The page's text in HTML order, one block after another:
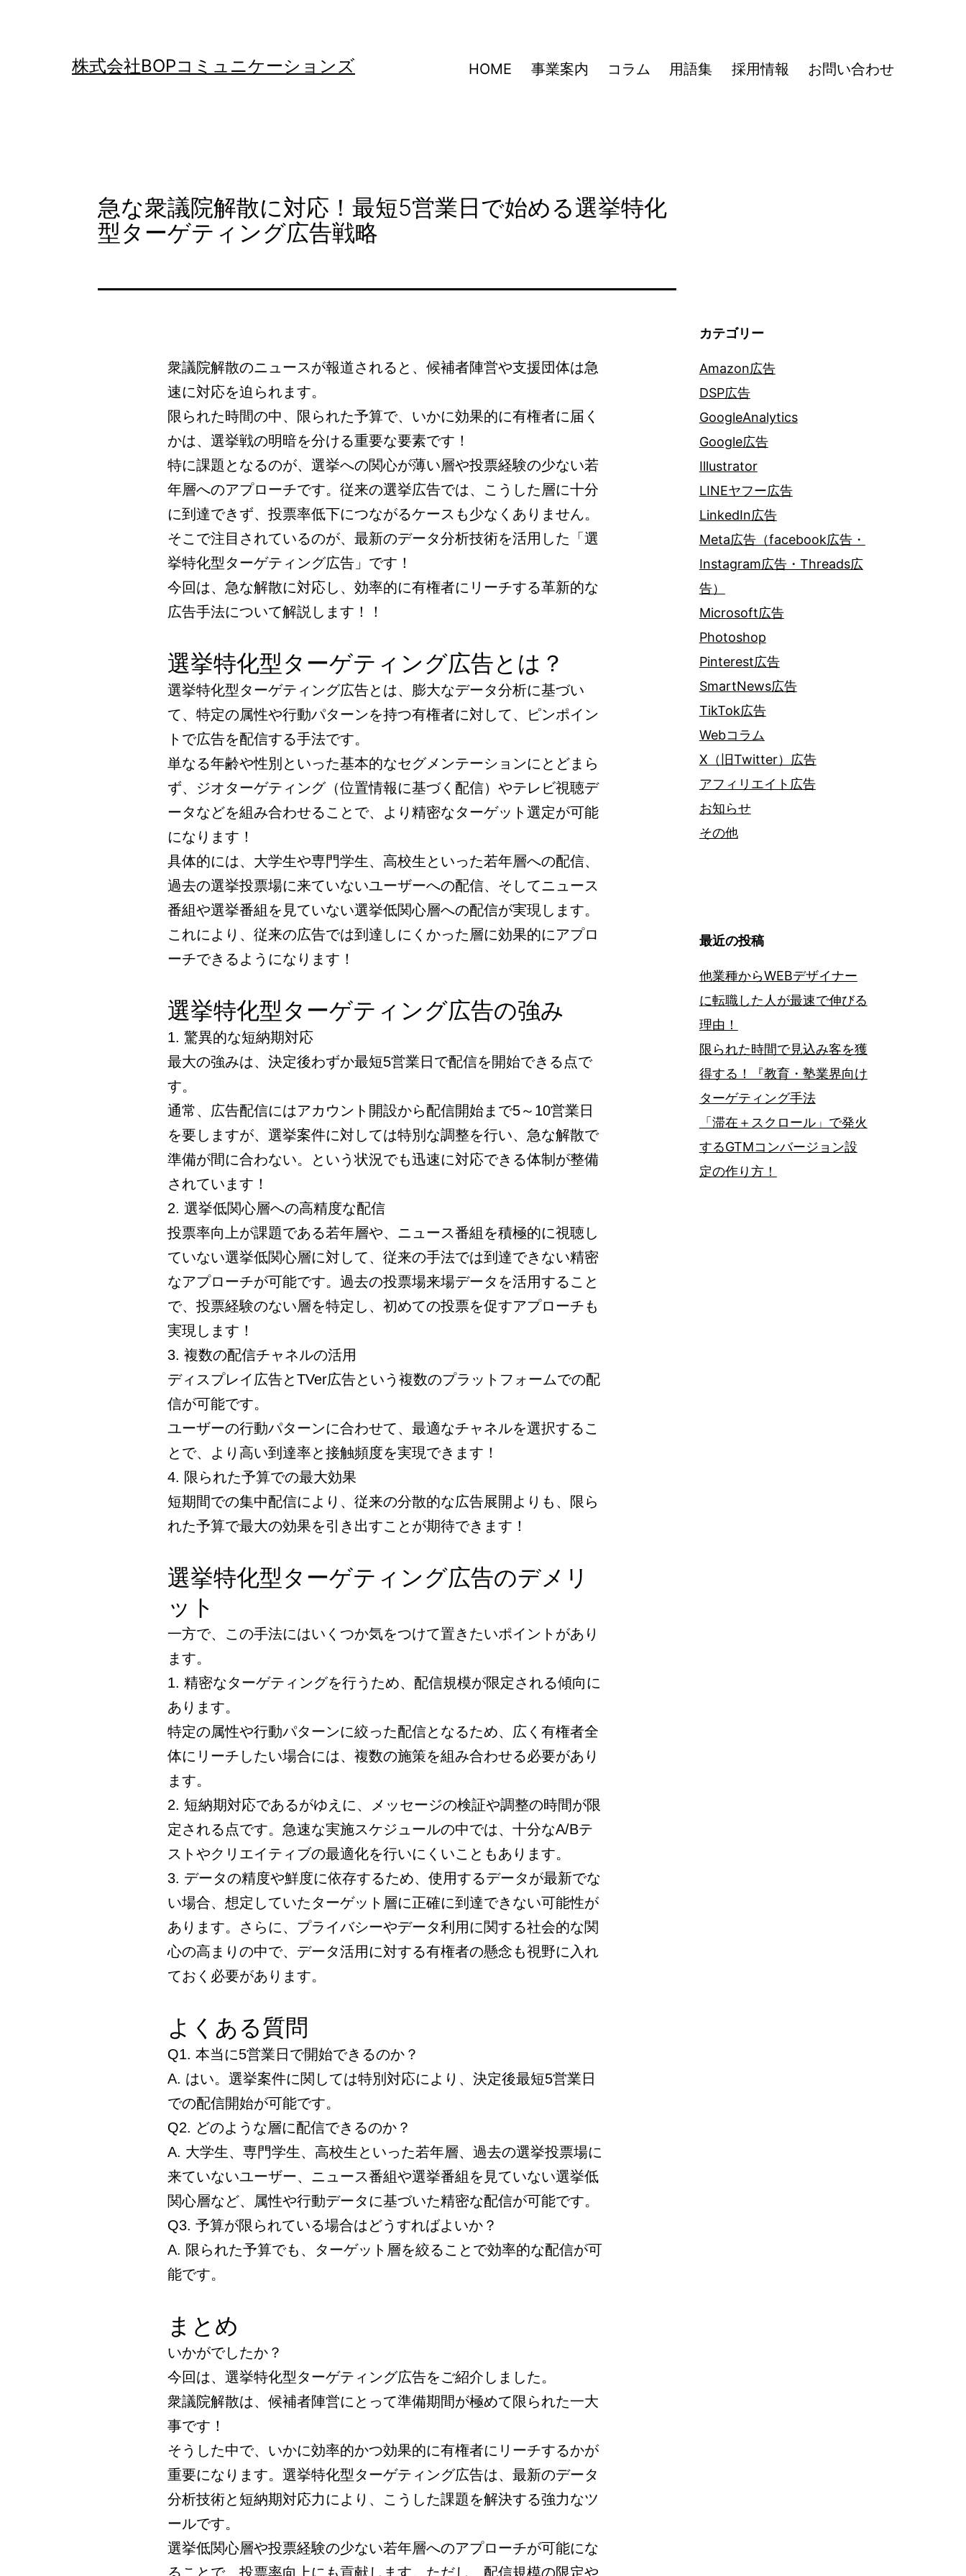
株式会社BOPコミュニケーションズ HOME 事業案内 コラム 用語集 採用情報 お問い合わせ
急な衆議院解散に対応！最短5営業日で始める選挙特化
型ターゲティング広告戦略
衆議院解散のニュースが報道されると、候補者陣営や支援団体は急
速に対応を迫られます。
限られた時間の中、限られた予算で、いかに効果的に有権者に届く
かは、選挙戦の明暗を分ける重要な要素です！
特に課題となるのが、選挙への関心が薄い層や投票経験の少ない若
年層へのアプローチです。従来の選挙広告では、こうした層に十分
に到達できず、投票率低下につながるケースも少なくありません。
そこで注目されているのが、最新のデータ分析技術を活用した「選
挙特化型ターゲティング広告」です！
今回は、急な解散に対応し、効率的に有権者にリーチする革新的な
広告手法について解説します！！
選挙特化型ターゲティング広告とは？
選挙特化型ターゲティング広告とは、膨大なデータ分析に基づい
て、特定の属性や行動パターンを持つ有権者に対して、ピンポイン
トで広告を配信する手法です。
単なる年齢や性別といった基本的なセグメンテーションにとどまら
ず、ジオターゲティング（位置情報に基づく配信）やテレビ視聴デ
ータなどを組み合わせることで、より精密なターゲット選定が可能
になります！
具体的には、大学生や専門学生、高校生といった若年層への配信、
過去の選挙投票場に来ていないユーザーへの配信、そしてニュース
番組や選挙番組を見ていない選挙低関心層への配信が実現します。
これにより、従来の広告では到達しにくかった層に効果的にアプロ
ーチできるようになります！
選挙特化型ターゲティング広告の強み
1. 驚異的な短納期対応
最大の強みは、決定後わずか最短5営業日で配信を開始できる点で
す。
通常、広告配信にはアカウント開設から配信開始まで5～10営業日
を要しますが、選挙案件に対しては特別な調整を行い、急な解散で
準備が間に合わない。という状況でも迅速に対応できる体制が整備
されています！
2. 選挙低関心層への高精度な配信
投票率向上が課題である若年層や、ニュース番組を積極的に視聴し
ていない選挙低関心層に対して、従来の手法では到達できない精密
なアプローチが可能です。過去の投票場来場データを活用すること
で、投票経験のない層を特定し、初めての投票を促すアプローチも
実現します！
3. 複数の配信チャネルの活用
ディスプレイ広告とTVer広告という複数のプラットフォームでの配
信が可能です。
ユーザーの行動パターンに合わせて、最適なチャネルを選択するこ
とで、より高い到達率と接触頻度を実現できます！
4. 限られた予算での最大効果
短期間での集中配信により、従来の分散的な広告展開よりも、限ら
れた予算で最大の効果を引き出すことが期待できます！
選挙特化型ターゲティング広告のデメリ
ット
一方で、この手法にはいくつか気をつけて置きたいポイントがあり
ます。
1. 精密なターゲティングを行うため、配信規模が限定される傾向に
あります。
特定の属性や行動パターンに絞った配信となるため、広く有権者全
体にリーチしたい場合には、複数の施策を組み合わせる必要があり
ます。
2. 短納期対応であるがゆえに、メッセージの検証や調整の時間が限
定される点です。急速な実施スケジュールの中では、十分なA/Bテ
ストやクリエイティブの最適化を行いにくいこともあります。
3. データの精度や鮮度に依存するため、使用するデータが最新でな
い場合、想定していたターゲット層に正確に到達できない可能性が
あります。さらに、プライバシーやデータ利用に関する社会的な関
心の高まりの中で、データ活用に対する有権者の懸念も視野に入れ
ておく必要があります。
よくある質問
Q1. 本当に5営業日で開始できるのか？
A. はい。選挙案件に関しては特別対応により、決定後最短5営業日
での配信開始が可能です。
Q2. どのような層に配信できるのか？
A. 大学生、専門学生、高校生といった若年層、過去の選挙投票場に
来ていないユーザー、ニュース番組や選挙番組を見ていない選挙低
関心層など、属性や行動データに基づいた精密な配信が可能です。
Q3. 予算が限られている場合はどうすればよいか？
A. 限られた予算でも、ターゲット層を絞ることで効率的な配信が可
能です。
まとめ
いかがでしたか？
今回は、選挙特化型ターゲティング広告をご紹介しました。
衆議院解散は、候補者陣営にとって準備期間が極めて限られた一大
事です！
そうした中で、いかに効率的かつ効果的に有権者にリーチするかが
重要になります。選挙特化型ターゲティング広告は、最新のデータ
分析技術と短納期対応力により、こうした課題を解決する強力なツ
ールです。
選挙低関心層や投票経験の少ない若年層へのアプローチが可能にな
ることで、投票率向上にも貢献します。ただし、配信規模の限定や
カテゴリー
Amazon広告
DSP広告
GoogleAnalytics
Google広告
Illustrator
LINEヤフー広告
LinkedIn広告
Meta広告（facebook広告・
Instagram広告・Threads広
告）
Microsoft広告
Photoshop
Pinterest広告
SmartNews広告
TikTok広告
Webコラム
X（旧Twitter）広告
アフィリエイト広告
お知らせ
その他
最近の投稿
他業種からWEBデザイナー
に転職した人が最速で伸びる
理由！
限られた時間で見込み客を獲
得する！『教育・塾業界向け
ターゲティング手法
「滞在＋スクロール」で発火
するGTMコンバージョン設
定の作り方！